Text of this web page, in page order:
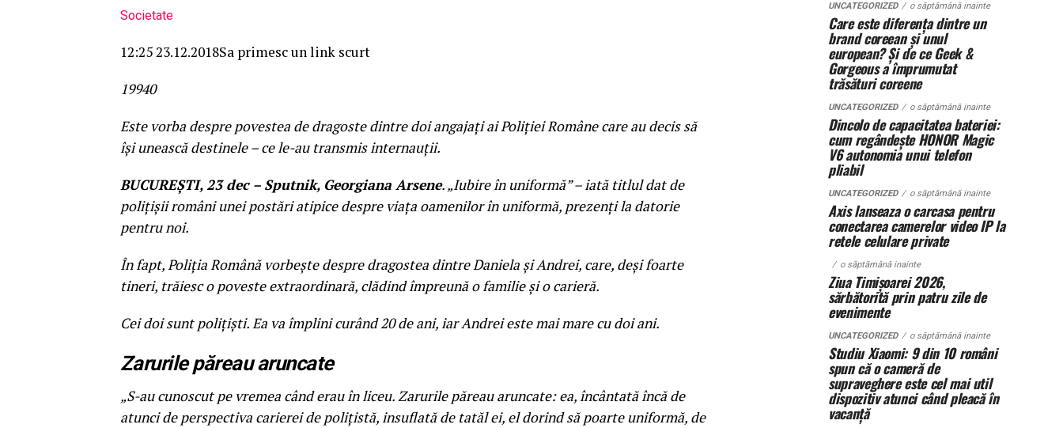
Societate
12:25 23.12.2018Sa primesc un link scurt
19940
Este vorba despre povestea de dragoste dintre doi angajaţi ai Poliţiei Române care au decis să
îşi unească destinele – ce le-au transmis internauţii.
BUCUREŞTI, 23 dec – Sputnik, Georgiana Arsene. „Iubire în uniformă” – iată titlul dat de
poliţişii români unei postări atipice despre viaţa oamenilor în uniformă, prezenţi la datorie
pentru noi.
În fapt, Poliţia Română vorbeşte despre dragostea dintre Daniela şi Andrei, care, deşi foarte
tineri, trăiesc o poveste extraordinară, clădind împreună o familie şi o carieră.
Cei doi sunt poliţişti. Ea va împlini curând 20 de ani, iar Andrei este mai mare cu doi ani.
Zarurile păreau aruncate
„S-au cunoscut pe vremea când erau în liceu. Zarurile păreau aruncate: ea, încântată încă de
atunci de perspectiva carierei de polițistă, insuflată de tatăl ei, el dorind să poarte uniformă, de
UNCATEGORIZED o săptămână inainte
Care este diferența dintre un
brand coreean și unul
european? Și de ce Geek &
Gorgeous a împrumutat
trăsături coreene
UNCATEGORIZED o săptămână inainte
Dincolo de capacitatea bateriei:
cum regândește HONOR Magic
V6 autonomia unui telefon
pliabil
UNCATEGORIZED o săptămână inainte
Axis lanseaza o carcasa pentru
conectarea camerelor video IP la
retele celulare private
o săptămână inainte
Ziua Timișoarei 2026,
sărbătorită prin patru zile de
evenimente
UNCATEGORIZED o săptămână inainte
Studiu Xiaomi: 9 din 10 români
spun că o cameră de
supraveghere este cel mai util
dispozitiv atunci când pleacă în
vacanță